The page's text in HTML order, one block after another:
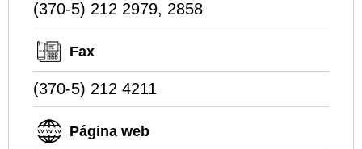
(370-5) 212 2979, 2858
Fax
(370-5) 212 4211
Página web